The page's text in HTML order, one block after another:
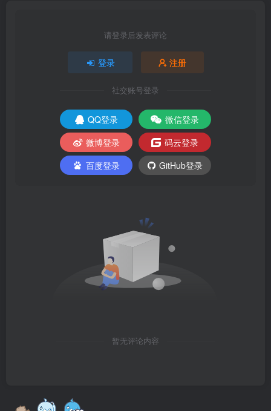
请登录后发表评论
登录 注册
社交账号登录
QQ登录
微信登录
微博登录
码云登录
百度登录
GitHub登录
暂无评论内容